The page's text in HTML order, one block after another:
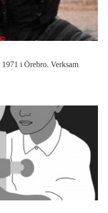
1971 i Örebro. Verksam